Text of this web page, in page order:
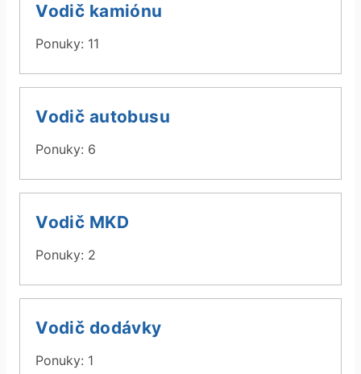
Vodič kamiónu
Ponuky: 11
Vodič autobusu
Ponuky: 6
Vodič MKD
Ponuky: 2
Vodič dodávky
Ponuky: 1